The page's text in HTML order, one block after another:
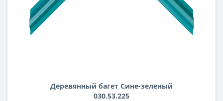
Деревянный багет Сине-зеленый
030.53.225